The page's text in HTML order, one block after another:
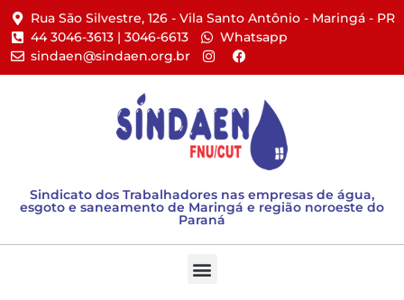
Rua São Silvestre, 126 - Vila Santo Antônio - Maringá - PR​
44 3046-3613 | 3046-6613​
Whatsapp
sindaen@sindaen.org.br
Sindicato dos Trabalhadores nas empresas de água,
esgoto e saneamento de Maringá e região noroeste do
Paraná